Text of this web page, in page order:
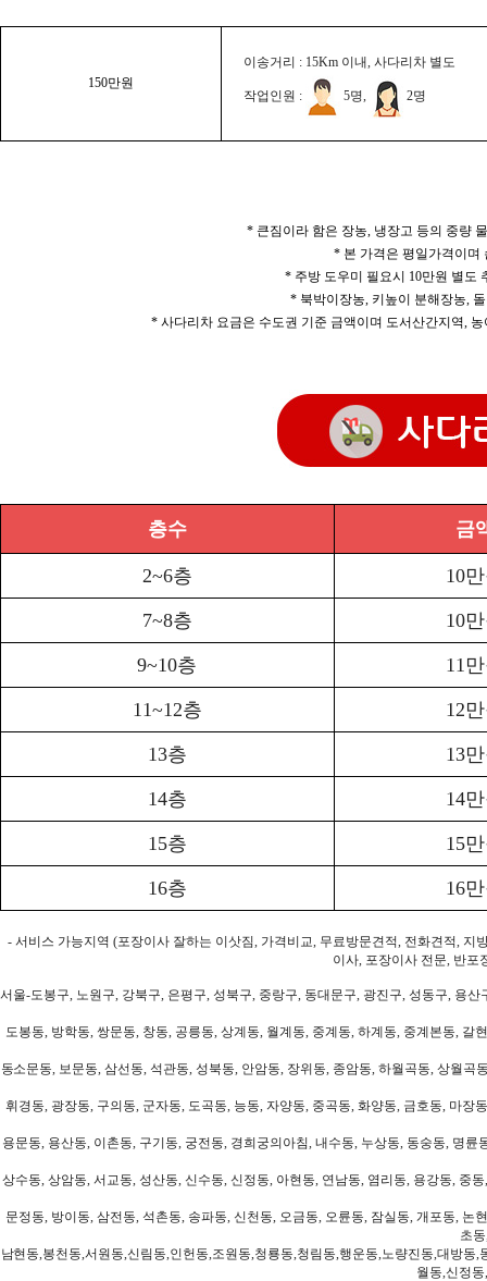
150만원
이송거리 : 15Km 이내, 사다리차 별도
작업인원 : 5명, 2명
* 큰짐이라 함은 장농, 냉장고 등의 중량
* 본 가격은 평일가격이며
* 주방 도우미 필요시 10만원 별도
* 북박이장농, 키높이 분해장농,
* 사다리차 요금은 수도권 기준 금액이며 도서산간지역,
층수 금
2~6층 10
7~8층 10
9~10층 11
11~12층 12
13층 13
14층 14
15층 15
16층 16
- 서비스 가능지역 (포장이사 잘하는 이삿짐, 가격비교, 무료방문견적, 전화견적,
이사, 포장이사 전문, 반포
서울-도봉구, 노원구, 강북구, 은평구, 성북구, 중랑구, 동대문구, 광진구, 성동구, 용
도봉동, 방학동, 쌍문동, 창동, 공릉동, 상계동, 월계동, 중계동, 하계동, 중계본동,
동소문동, 보문동, 삼선동, 석관동, 성북동, 안암동, 장위동, 종암동, 하월곡동, 상월
휘경동, 광장동, 구의동, 군자동, 도곡동, 능동, 자양동, 중곡동, 화양동, 금호동, 마
용문동, 용산동, 이촌동, 구기동, 궁전동, 경희궁의아침, 내수동, 누상동, 동숭동, 명
상수동, 상암동, 서교동, 성산동, 신수동, 신정동, 아현동, 연남동, 염리동, 용강동, 중
문정동, 방이동, 삼전동, 석촌동, 송파동, 신천동, 오금동, 오륜동, 잠실동, 개포동,
초
남현동,봉천동,서원동,신림동,인헌동,조원동,청룡동,청림동,행운동,노량진동,대방
월동,신정